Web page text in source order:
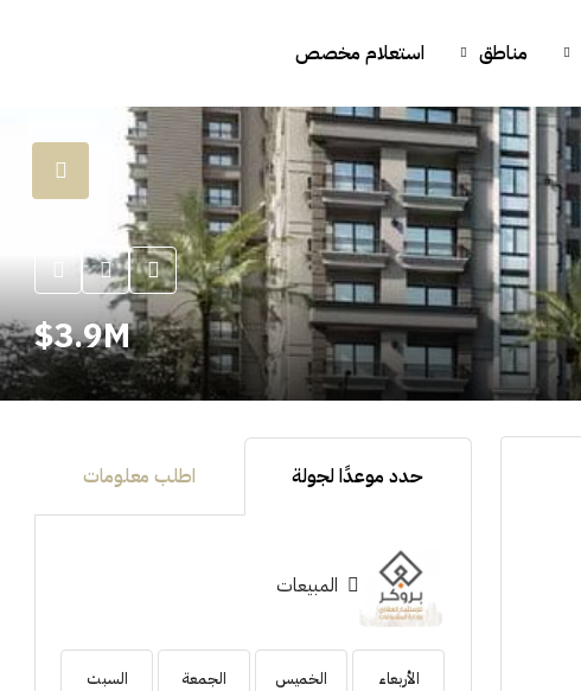
مناطق استعلام مخصص
3.9M$
حدد موعدًا لجولة اطلب معلومات
المبيعات
الأربعاء الخميس الجمعة السبت